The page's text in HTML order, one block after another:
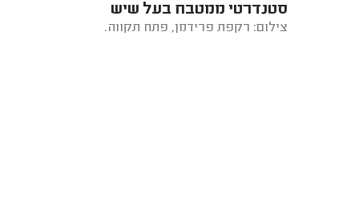
סטנדרטי ממטבח בעל שיש
קוריאן, הנחת במה של אבן קיסר
צילום: רקפת פרידמן, פתח תקווה.